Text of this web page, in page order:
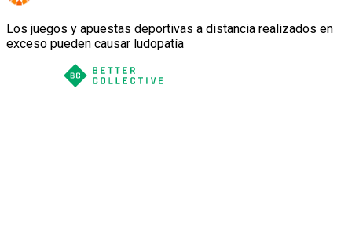
Los juegos y apuestas deportivas a distancia realizados en
exceso pueden causar ludopatía